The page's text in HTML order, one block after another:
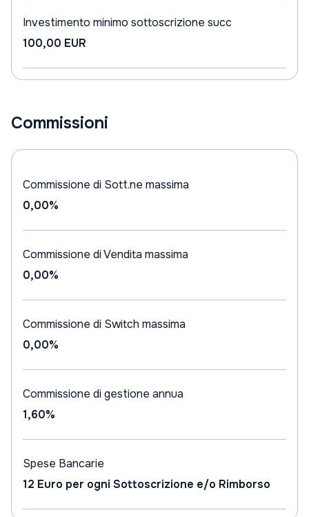
Investimento minimo sottoscrizione succ
100,00 EUR
Commissioni
Commissione di Sott.ne massima
0,00%
Commissione di Vendita massima
0,00%
Commissione di Switch massima
0,00%
Commissione di gestione annua
1,60%
Spese Bancarie
12 Euro per ogni Sottoscrizione e/o Rimborso